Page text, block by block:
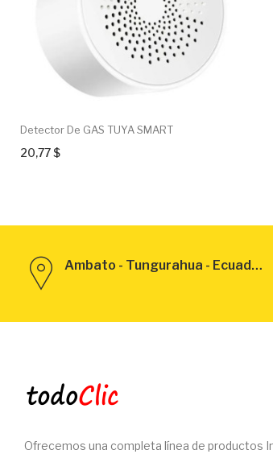
Detector De GAS TUYA SMART
20,77 $
Ambato - Tungurahua - Ecuador
Ofrecemos una completa línea de productos